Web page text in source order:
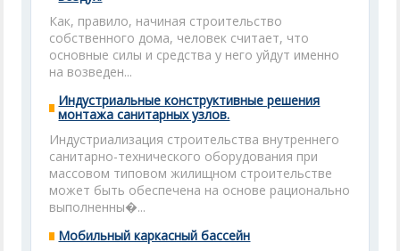
Как, правило, начиная строительство
собственного дома, человек считает, что
основные силы и средства у него уйдут именно
на возведен...
Индустриальные конструктивные решения
монтажа санитарных узлов.
Индустриализация строительства внутреннего
санитарно-технического оборудования при
массовом типовом жилищном строительстве
может быть обеспечена на основе рационально
выполненны�...
Мобильный каркасный бассейн